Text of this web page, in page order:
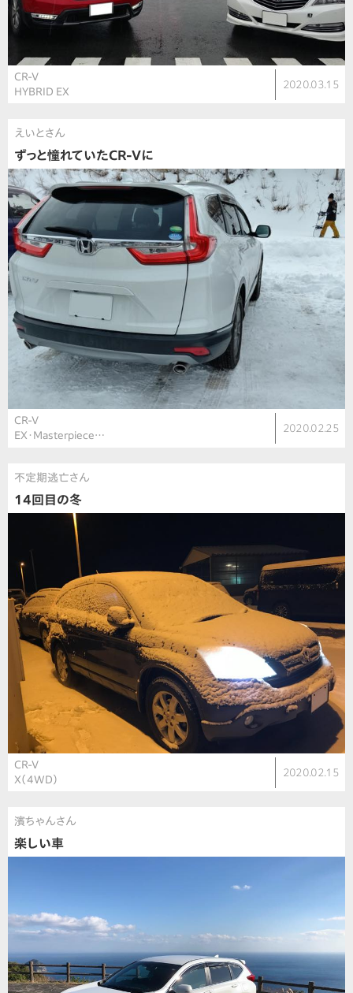
CR-V
HYBRID EX
2020.03.15
えいとさん
ずっと憧れていたCR-Vに
CR-V
EX・Masterpiece…
2020.02.25
不定期逃亡さん
14回目の冬
CR-V
X（4WD）
2020.02.15
濱ちゃんさん
楽しい車